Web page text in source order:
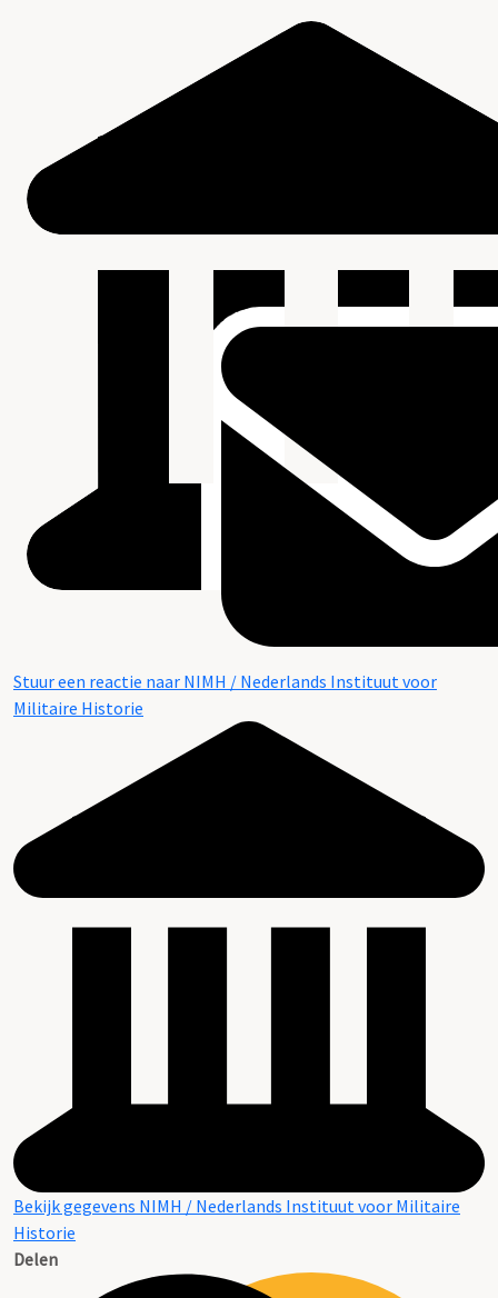
Stuur een reactie naar NIMH / Nederlands Instituut voor
Militaire Historie
Bekijk gegevens NIMH / Nederlands Instituut voor Militaire
Historie
Delen